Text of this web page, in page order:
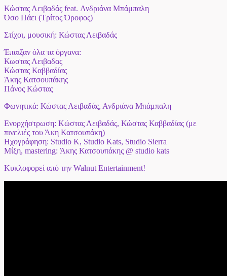
Κώστας Λειβαδάς feat. Ανδριάνα Μπάμπαλη
Όσο Πάει (Τρίτος Όροφος)
Στίχοι, μουσική: Κώστας Λειβαδάς
Έπαιξαν όλα τα όργανα:
Κωστας Λειβαδας
Κώστας Καββαδίας
Άκης Κατσουπάκης
Πάνος Κώστας
Φωνητικά: Κώστας Λειβαδάς, Ανδριάνα Μπάμπαλη
Ενορχήστρωση: Kώστας Λειβαδάς, Κώστας Καββαδίας (με
πινελιές του Άκη Κατσουπάκη)
Ηχογράφηση: Studio Κ, Studio Kats, Studio Sierra
Μίξη, mastering: Άκης Κατσουπάκης @ studio kats
Κυκλοφορεί από την Walnut Entertainment!